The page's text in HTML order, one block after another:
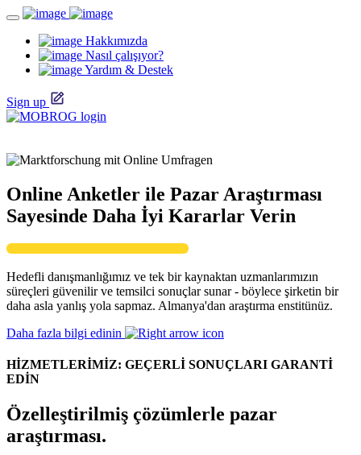
Hakkımızda
Nasıl çalışıyor?
Yardım & Destek
Sign up
Online Anketler ile Pazar Araştırması
Sayesinde Daha İyi Kararlar Verin
Hedefli danışmanlığımız ve tek bir kaynaktan uzmanlarımızın
süreçleri güvenilir ve temsilci sonuçlar sunar - böylece şirketin bir
daha asla yanlış yola sapmaz. Almanya'dan araştırma enstitünüz.
Daha fazla bilgi edinin
HİZMETLERİMİZ: GEÇERLİ SONUÇLARI GARANTİ
EDİN
Özelleştirilmiş çözümlerle pazar
araştırması.